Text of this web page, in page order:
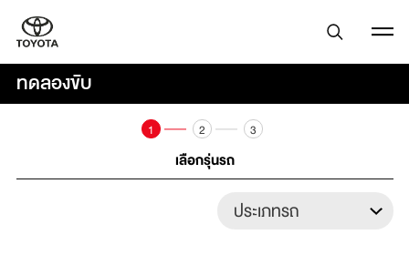
ทดลองขับ
1
เลือกรุ่นรถ
2 3